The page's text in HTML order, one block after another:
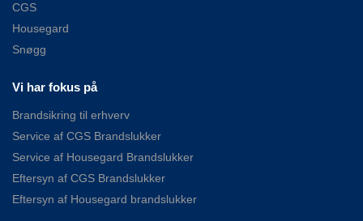
CGS
Housegard
Snøgg
Vi har fokus på
Brandsikring til erhverv
Service af CGS Brandslukker
Service af Housegard Brandslukker
Eftersyn af CGS Brandslukker
Eftersyn af Housegard brandslukker